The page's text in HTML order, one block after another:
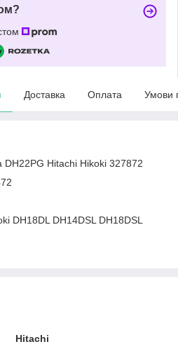
Доставка Оплата Умови
DH22PG Hitachi Hikoki 327872
DH18DL DH14DSL DH18DSL
Hitachi